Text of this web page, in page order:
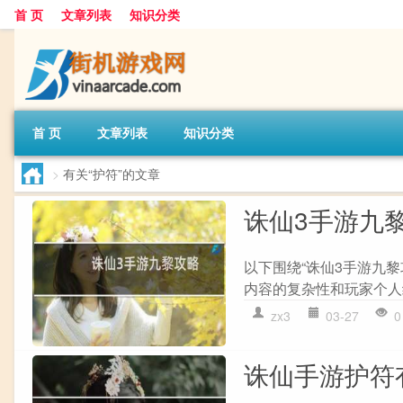
首 页 文章列表 知识分类
首 页 文章列表 知识分类
> 有关“护符”的文章
诛仙3手游九
以下围绕“诛仙3手游九
内容的复杂性和玩家个
zx3 03-27 0
诛仙手游护